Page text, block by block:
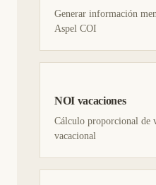
Generar información
Aspel COI
NOI vacaciones
Cálculo proporcional de
vacacional